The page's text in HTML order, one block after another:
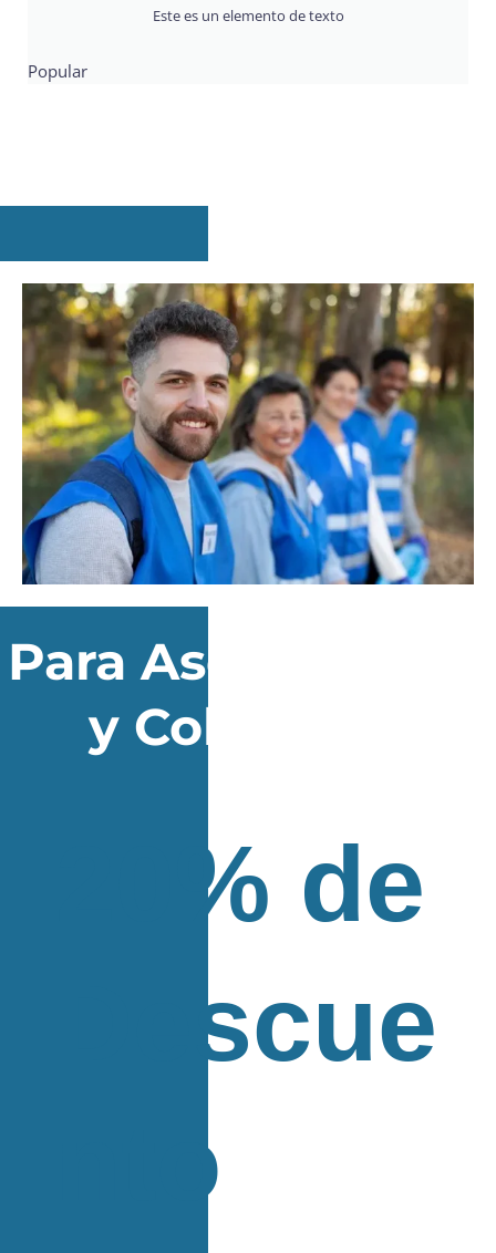
Este es un elemento de texto
Popular
Para Asociaciones
y Colectivos
20% de
Descue
nto